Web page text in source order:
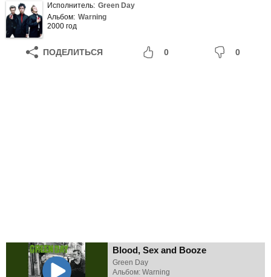
Исполнитель: Green Day
Альбом: Warning
2000 год
ПОДЕЛИТЬСЯ 0 0
Blood, Sex and Booze
Green Day
Альбом: Warning